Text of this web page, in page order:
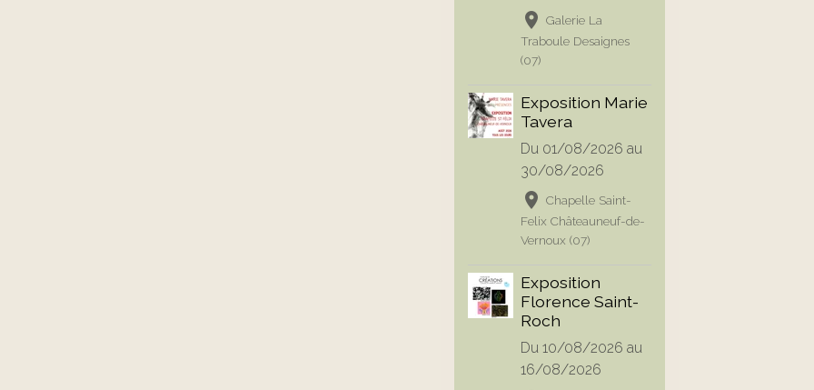
Galerie La
Traboule Desaignes
(07)
Exposition Marie
Tavera
Du 01/08/2026 au
30/08/2026
Chapelle Saint-
Felix Châteauneuf-de-
Vernoux (07)
Exposition
Florence Saint-
Roch
Du 10/08/2026 au
16/08/2026